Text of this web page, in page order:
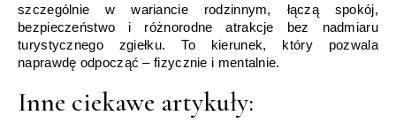
szczególnie w wariancie rodzinnym, łączą spokój,
bezpieczeństwo i różnorodne atrakcje bez nadmiaru
turystycznego zgiełku. To kierunek, który pozwala
naprawdę odpocząć – fizycznie i mentalnie.
Inne ciekawe artykuły: